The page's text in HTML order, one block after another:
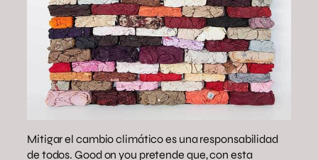
Mitigar el cambio climático es una responsabilidad
de todos. Good on you pretende que, con esta